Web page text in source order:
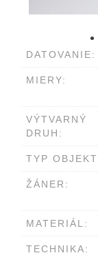
DATOVANIE:
MIERY:
VÝTVARNÝ
DRUH:
TYP
ŽÁNER:
MATERIÁL:
TECHNIKA: